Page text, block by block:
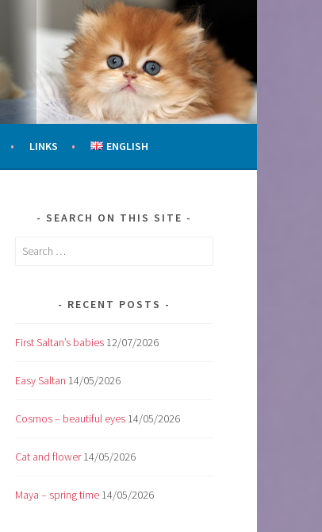
LINKS ENGLISH
SEARCH ON THIS SITE
Search
RECENT POSTS
First Saltan’s babies 12/07/2026
Easy Saltan 14/05/2026
Cosmos – beautiful eyes 14/05/2026
Cat and flower 14/05/2026
Maya – spring time 14/05/2026